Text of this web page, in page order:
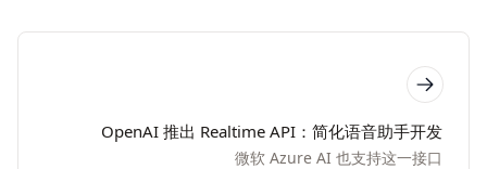
OpenAI 推出 Realtime API：简化语音助手开发
微软 Azure AI 也支持这一接口